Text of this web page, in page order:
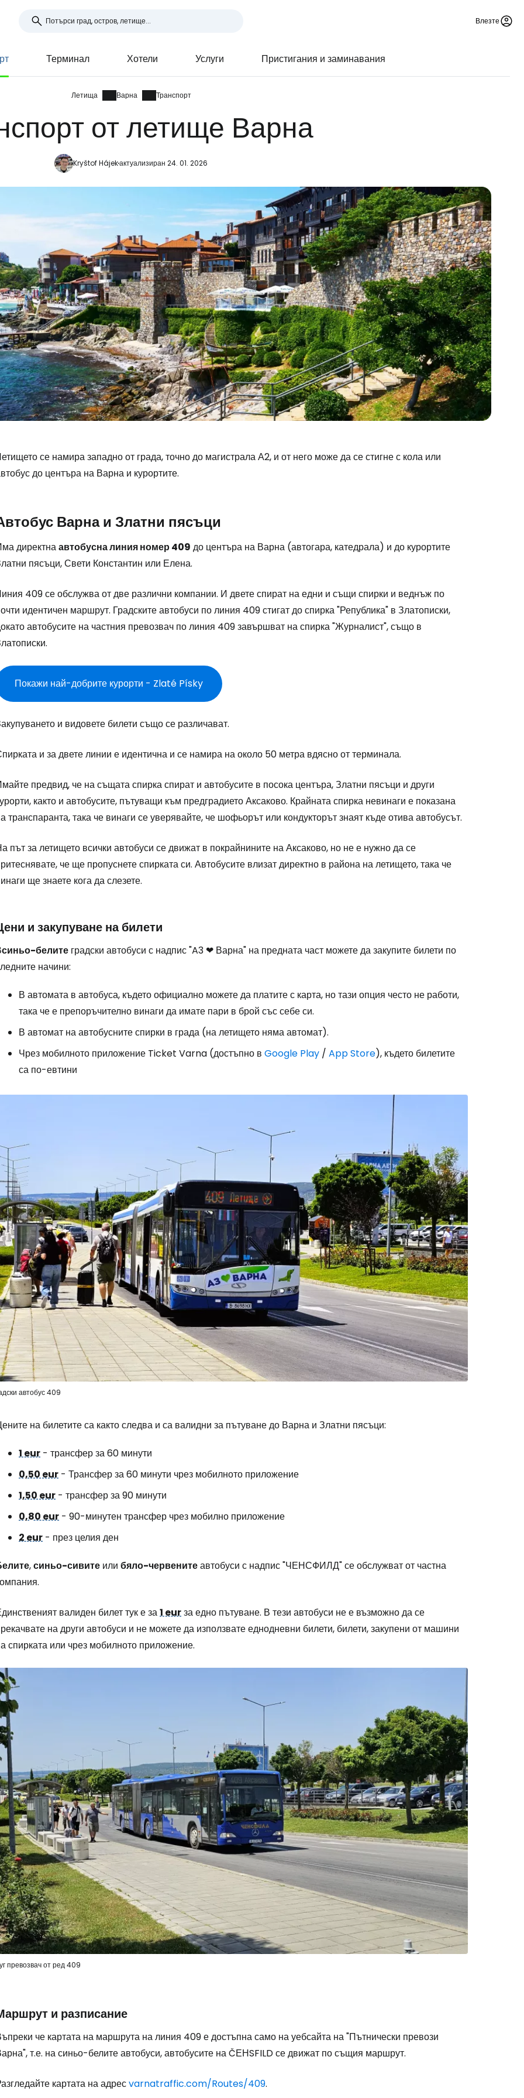
Влезте
Терминал Хотели Услуги Пристигания и заминавания
Летища Варна Транспорт
от летище Варна
Kryštof Hájekактуализиран 24. 01. 2026
се намира западно от града, точно до магистрала А2, и от него може да се стигне с кола или
до центъра на Варна и курортите.
Варна и Златни пясъци
директнаавтобусна линия номер 409 до центъра на Варна (автогара, катедрала) и до курортите
пясъци, Свети Константин или Елена.
409 се обслужва от две различни компании. И двете спират на едни и същи спирки и веднъж по
идентичен маршрут. Градските автобуси по линия 409 стигат до спирка "Република" в Златописки,
автобусите на частния превозвач по линия 409 завършват на спирка "Журналист", също в
Покажи най-добрите курорти - Zlaté Písky
и видовете билети също се различават.
и за двете линии е идентична и се намира на около 50 метра вдясно от терминала.
предвид, че на същата спирка спират и автобусите в посока центъра, Златни пясъци и други
както и автобусите, пътуващи към предградието Аксаково. Крайната спирка невинаги е показана
транспаранта, така че винаги се уверявайте, че шофьорът или кондукторът знаят къде отива автобусът.
път за летището всички автобуси се движат в покрайнините на Аксаково, но не е нужно да се
че ще пропуснете спирката си. Автобусите влизат директно в района на летището, така че
ще знаете кога да слезете.
и закупуване на билети
синьо-белите градски автобуси с надпис "A3 ❤ Варна" на предната част можете да закупите билети по
начини:
В автомата в автобуса, където официално можете да платите с карта, но тази опция често не работи,
така че е препоръчително винаги да имате пари в брой със себе си.
В автомат на автобусните спирки в града (на летището няма автомат).
Чрез мобилното приложение Ticket Varna (достъпно в Google Play / App Store), където билетите
са по-евтини
автобус 409
на билетите са както следва и са валидни за пътуване до Варна и Златни пясъци:
1 eur - трансфер за 60 минути
0,50 eur - Трансфер за 60 минути чрез мобилното приложение
1,50 eur - трансфер за 90 минути
0,80 eur - 90-минутен трансфер чрез мобилно приложение
2 eur - през целия ден
,синьо-сивите или бяло-червенитеавтобуси с надпис "ЧЕНСФИЛД" се обслужват от частна
валиден билет тук е за1 eurза едно пътуване. В тези автобуси не е възможно да се
на други автобуси и не можете да използвате еднодневни билети, билети, закупени от машини
спирката или чрез мобилното приложение.
превозвач от ред 409
и разписание
че картата на маршрута на линия 409 е достъпна само на уебсайта на "Пътнически превози
т.е. на синьо-белите автобуси, автобусите на ČЕНSFILD се движат по същия маршрут.
картата на адресvarnatraffic.com/Routes/409.
Влезте в Cestee
Продължете с Google
Продължете с Facebook
Продължете с имейл